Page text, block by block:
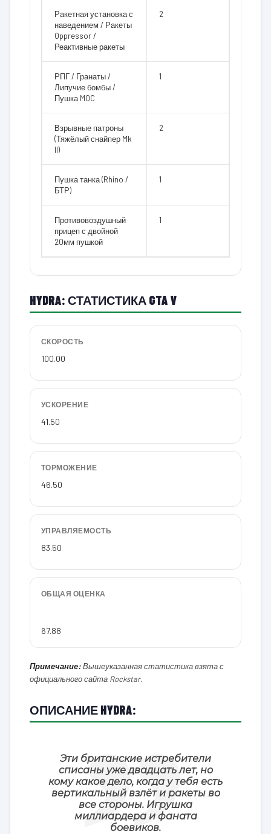
Ракетная установка с
наведением / Ракеты
Oppressor /
Реактивные ракеты
2
РПГ / Гранаты /
Липучие бомбы /
Пушка MOC
1
Взрывные патроны
(Тяжёлый снайпер Mk
II)
2
Пушка танка (Rhino /
БТР)
1
Противовоздушный
прицеп с двойной
20мм пушкой
1
HYDRA: СТАТИСТИКА GTA V
СКОРОСТЬ
100.00
УСКОРЕНИЕ
41.50
ТОРМОЖЕНИЕ
46.50
УПРАВЛЯЕМОСТЬ
83.50
ОБЩАЯ ОЦЕНКА
67.88
Примечание:Вышеуказанная статистика взята с
официального сайта Rockstar.
ОПИСАНИЕ HYDRA:
Эти британские истребители
списаны уже двадцать лет, но
кому какое дело, когда у тебя есть
вертикальный взлёт и ракеты во
все стороны. Игрушка
миллиардера и фаната
боевиков.